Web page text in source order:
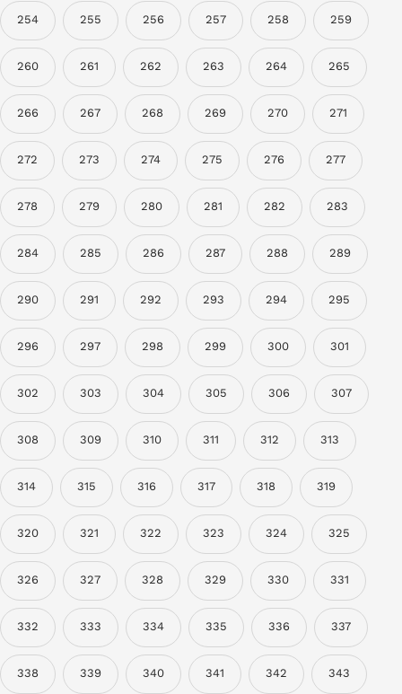
254 255 256 257 258 259
260 261 262 263 264 265
266 267 268 269 270 271
272 273 274 275 276 277
278 279 280 281 282 283
284 285 286 287 288 289
290 291 292 293 294 295
296 297 298 299 300 301
302 303 304 305 306 307
308 309 310 311 312 313
314 315 316 317 318 319
320 321 322 323 324 325
326 327 328 329 330 331
332 333 334 335 336 337
338 339 340 341 342 343